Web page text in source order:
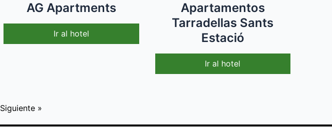
AG Apartments
Ir al hotel
Apartamentos
Tarradellas Sants
Estació
Ir al hotel
Siguiente »